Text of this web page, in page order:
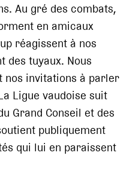
Au gré des combats,
en amicaux
réagissent à nos
des tuyaux. Nous
nos invitations à parler
Ligue vaudoise suit
Grand Conseil et des
publiquement
qui lui en paraissent